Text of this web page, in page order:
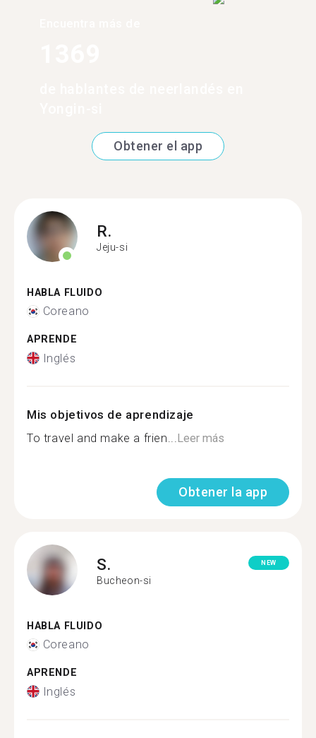
Obtener el app
R.
Jeju-si
HABLA FLUIDO
Coreano
APRENDE
Inglés
Mis objetivos de aprendizaje
To travel and make a frien... Leer más
Obtener la app
S.
Bucheon-si
NEW
HABLA FLUIDO
Coreano
APRENDE
Inglés